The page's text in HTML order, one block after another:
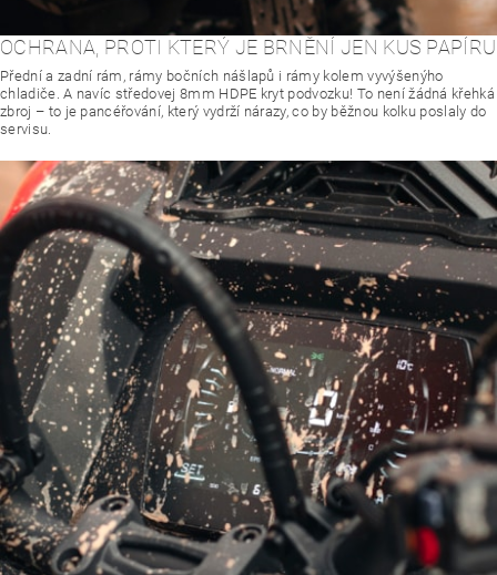
OCHRANA, PROTI KTERÝ JE BRNĚNÍ JEN KUS PAPÍRU
Přední a zadní rám, rámy bočních nášlapů i rámy kolem vyvýšenýho
chladiče. A navíc středovej 8mm HDPE kryt podvozku! To není žádná křehká
zbroj – to je pancéřování, který vydrží nárazy, co by běžnou kolku poslaly do
servisu.